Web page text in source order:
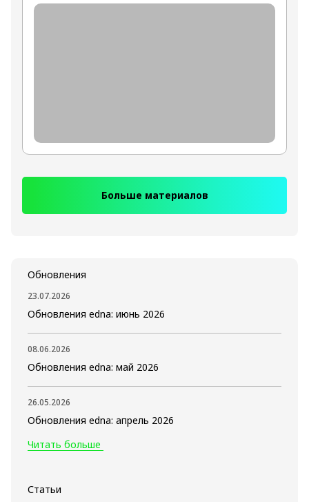
Больше материалов
Обновления
23.07.2026
Обновления edna: июнь 2026
08.06.2026
Обновления edna: май 2026
26.05.2026
Обновления edna: апрель 2026
Читать больше
Статьи